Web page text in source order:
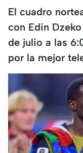
El cuadro
con Edin
de julio a las
por la mejor